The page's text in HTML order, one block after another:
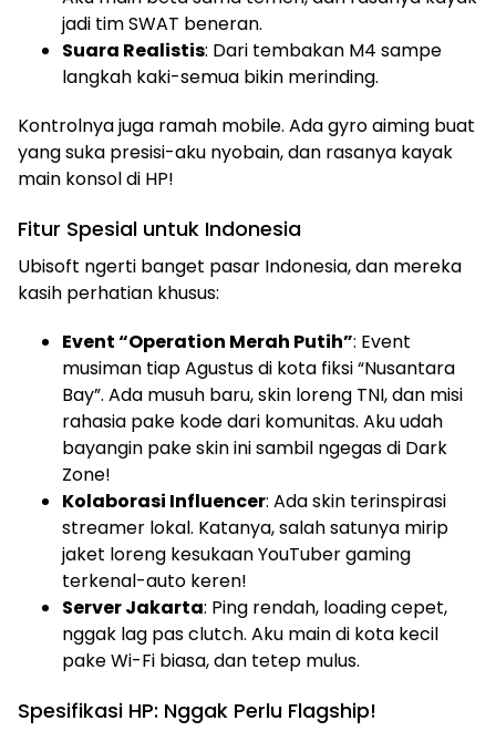
jadi tim SWAT beneran.
Suara Realistis: Dari tembakan M4 sampe
langkah kaki-semua bikin merinding.
Kontrolnya juga ramah mobile. Ada gyro aiming buat
yang suka presisi-aku nyobain, dan rasanya kayak
main konsol di HP!
Fitur Spesial untuk Indonesia
Ubisoft ngerti banget pasar Indonesia, dan mereka
kasih perhatian khusus:
Event “Operation Merah Putih”: Event
musiman tiap Agustus di kota fiksi “Nusantara
Bay”. Ada musuh baru, skin loreng TNI, dan misi
rahasia pake kode dari komunitas. Aku udah
bayangin pake skin ini sambil ngegas di Dark
Zone!
Kolaborasi Influencer: Ada skin terinspirasi
streamer lokal. Katanya, salah satunya mirip
jaket loreng kesukaan YouTuber gaming
terkenal-auto keren!
Server Jakarta: Ping rendah, loading cepet,
nggak lag pas clutch. Aku main di kota kecil
pake Wi-Fi biasa, dan tetep mulus.
Spesifikasi HP: Nggak Perlu Flagship!